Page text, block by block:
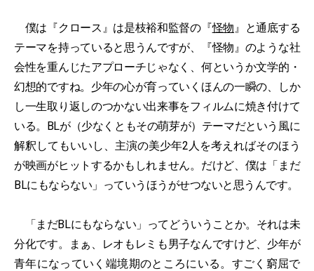
僕は『クロース』は是枝裕和監督の『怪物』と通底する
テーマを持っていると思うんですが、『怪物』のような社
会性を重んじたアプローチじゃなく、何というか文学的・
幻想的ですね。少年の心が育っていくほんの一瞬の、しか
し一生取り返しのつかない出来事をフィルムに焼き付けて
いる。BLが（少なくともその萌芽が）テーマだという風に
解釈してもいいし、主演の美少年2人を考えればそのほう
が映画がヒットするかもしれません。だけど、僕は「まだ
BLにもならない」っていうほうがせつないと思うんです。
「まだBLにもならない」ってどういうことか。それは未
分化です。まぁ、レオもレミも男子なんですけど、少年が
青年になっていく端境期のところにいる。すごく窮屈で